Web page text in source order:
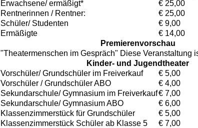
Erwachsene/ ermäßigt*
€ 25,00
Rentnerinnen / Rentner:
€ 25,00
Schüler/ Studenten
€ 9,00
Ermäßigte
€ 14,00
Premierenvorschau
"Theatermenschen im Gespräch" Diese Veranstaltung
Kinder- und Jugendtheater
Vorschüler/ Grundschüler im Freiverkauf
€ 5,00
Vorschüler / Grundschüler ABO
€ 4,00
Sekundarschule/ Gymnasium im Freiverkauf€ 7,00
Sekundarschule/ Gymnasium ABO
€ 6,00
Klassenzimmerstück für Grundschüler
€ 5,00
Klassenzimmerstück Schüler ab Klasse 5
€ 7,00